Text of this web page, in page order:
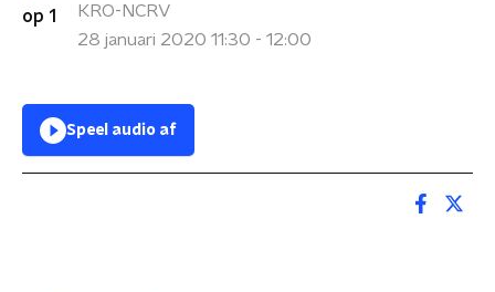
KRO-NCRV
28 januari 2020 11:30 - 12:00
Speel audio af